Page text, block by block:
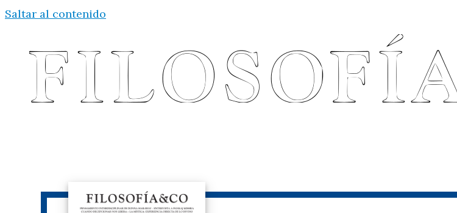
Saltar al contenido